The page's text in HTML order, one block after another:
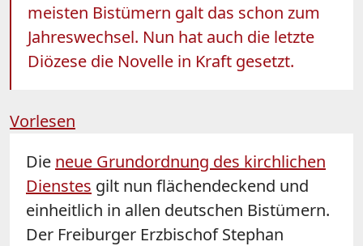
meisten Bistümern galt das schon zum
Jahreswechsel. Nun hat auch die letzte
Diözese die Novelle in Kraft gesetzt.
Vorlesen
Die neue Grundordnung des kirchlichen
Dienstes gilt nun flächendeckend und
einheitlich in allen deutschen Bistümern.
Der Freiburger Erzbischof Stephan